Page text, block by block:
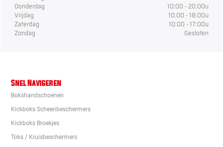
Donderdag
10:00 - 20:00u
Vrijdag
10:00 - 18:00u
Zaterdag
10:00 - 17:00u
Zondag
Gesloten
Snel Navigeren
Bokshandschoenen
Kickboks Scheenbeschermers
Kickboks Broekjes
Toks / Kruisbeschermers